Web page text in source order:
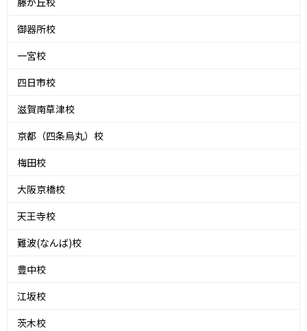
御器所校
一宮校
四日市校
滋賀南草津校
京都（四条烏丸）校
梅田校
大阪京橋校
天王寺校
難波(なんば)校
豊中校
江坂校
茨木校